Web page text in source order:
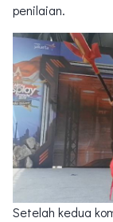
penilaian.
Setelah kedua